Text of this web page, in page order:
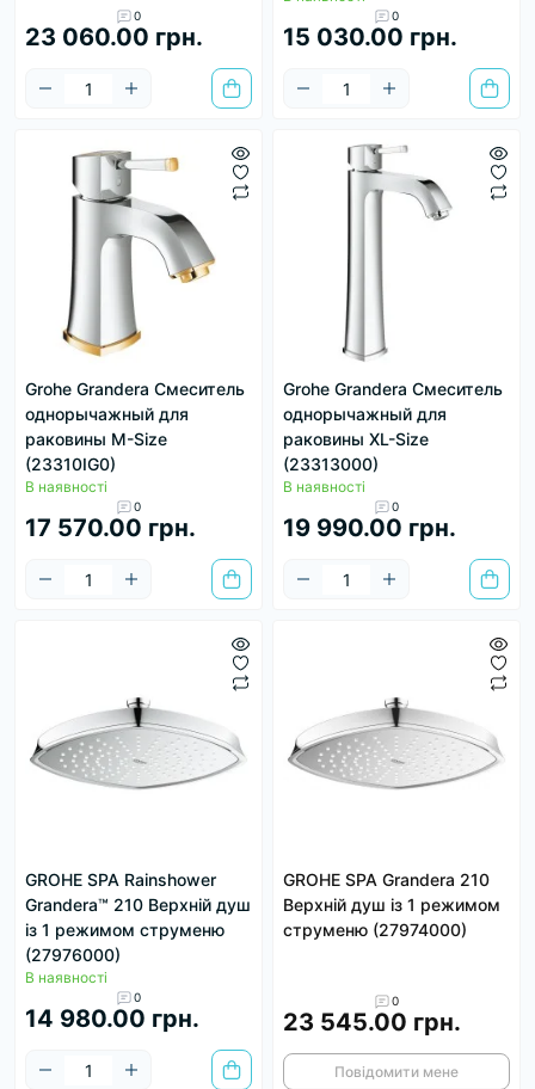
0
23 060.00 грн.
0
15 030.00 грн.
Grohe Grandera Смеситель
однорычажный для
раковины M-Size
(23310IG0)
В наявності
0
17 570.00 грн.
Grohe Grandera Смеситель
однорычажный для
раковины XL-Size
(23313000)
В наявності
0
19 990.00 грн.
GROHE SPA Rainshower
Grandera™ 210 Верхній душ
із 1 режимом струменю
(27976000)
В наявності
0
14 980.00 грн.
GROHE SPA Grandera 210
Верхній душ із 1 режимом
струменю (27974000)
0
23 545.00 грн.
Повідомити мене